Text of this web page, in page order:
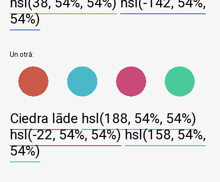
54%)
Un otrā:
Ciedra lāde hsl(188, 54%, 54%)
hsl(-22, 54%, 54%) hsl(158, 54%,
54%)